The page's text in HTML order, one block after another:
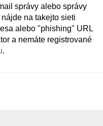
správy alebo správy
na takejto sieti
alebo "phishing" URL
a nemáte registrované
.